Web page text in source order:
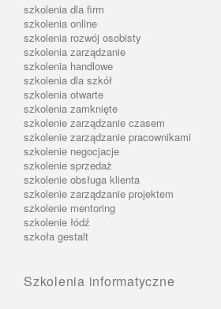
szkolenia dla firm
szkolenia online
szkolenia rozwój osobisty
szkolenia zarządzanie
szkolenia handlowe
szkolenia dla szkół
szkolenia otwarte
szkolenia zamknięte
szkolenie zarządzanie czasem
szkolenie zarządzanie pracownikami
szkolenie negocjacje
szkolenie sprzedaż
szkolenie obsługa klienta
szkolenie zarządzanie projektem
szkolenie mentoring
szkolenie łódź
szkoła gestalt
Szkolenia informatyczne